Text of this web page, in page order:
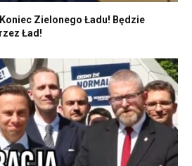
Zielonego Ładu! Będzie
Ład!